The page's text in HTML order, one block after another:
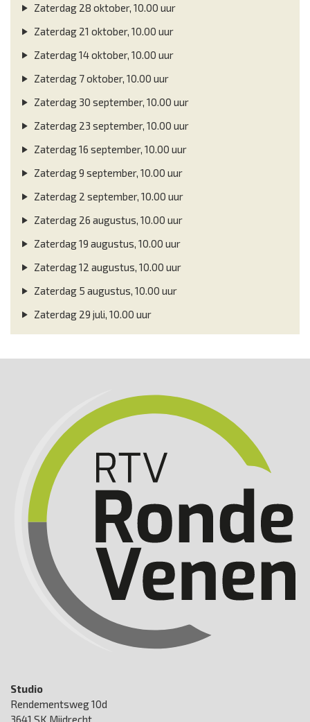
Zaterdag 28 oktober, 10.00 uur
Zaterdag 21 oktober, 10.00 uur
Zaterdag 14 oktober, 10.00 uur
Zaterdag 7 oktober, 10.00 uur
Zaterdag 30 september, 10.00 uur
Zaterdag 23 september, 10.00 uur
Zaterdag 16 september, 10.00 uur
Zaterdag 9 september, 10.00 uur
Zaterdag 2 september, 10.00 uur
Zaterdag 26 augustus, 10.00 uur
Zaterdag 19 augustus, 10.00 uur
Zaterdag 12 augustus, 10.00 uur
Zaterdag 5 augustus, 10.00 uur
Zaterdag 29 juli, 10.00 uur
Studio
Rendementsweg 10d
3641 SK Mijdrecht